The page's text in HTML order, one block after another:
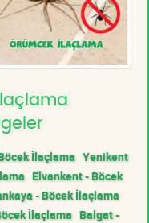
İlaçlama Yenikent
Elvankent - Böcek
- Böcek İlaçlama
İlaçlama Balgat -